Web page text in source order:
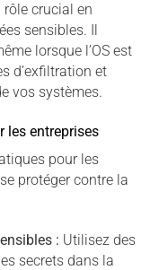
rôle crucial en
sensibles. Il
lorsque l’OS est
d’exfiltration et
vos systèmes.
les entreprises
pour les
protéger contre la
: Utilisez des
secrets dans la